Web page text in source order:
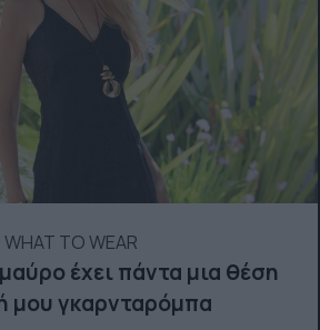
WHAT TO WEAR
έχει πάντα μια θέση
μου γκαρνταρόμπα